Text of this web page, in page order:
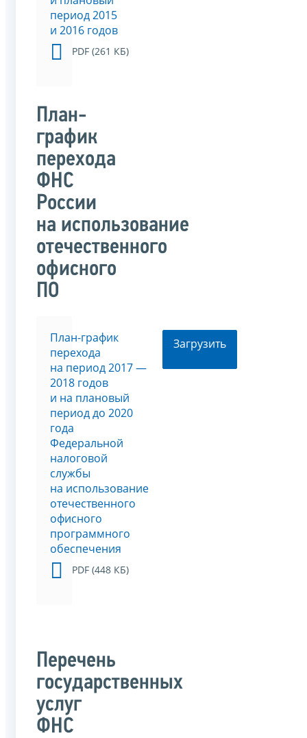
период 2015
и 2016 годов
PDF (261 КБ)
План-
график
перехода
ФНС
России
на использование
отечественного
офисного
ПО
План-график
перехода
на период 2017 —
2018 годов
и на плановый
период до 2020
года
Федеральной
налоговой
службы
на использование
отечественного
офисного
программного
обеспечения
PDF (448 КБ)
Загрузить
Перечень
государственных
услуг
ФНС